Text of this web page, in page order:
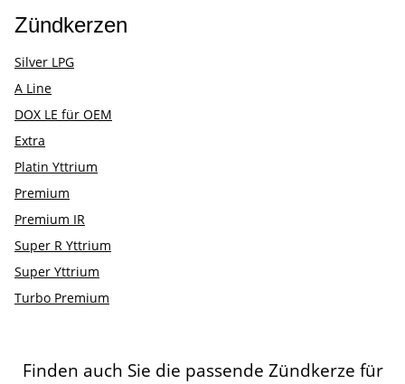
Zündkerzen
Silver LPG
A Line
DOX LE für OEM
Extra
Platin Yttrium
Premium
Premium IR
Super R Yttrium
Super Yttrium
Turbo Premium
Finden auch Sie die passende Zündkerze für